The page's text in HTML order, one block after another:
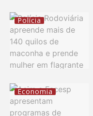
Polícia
Economia